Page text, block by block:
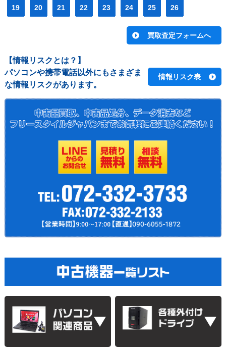
19 20 21 22 23 24 25 26
【情報リスクとは？】
パソコンや携帯電話以外にもさまざま
な情報リスクがあります。
情報リスク表